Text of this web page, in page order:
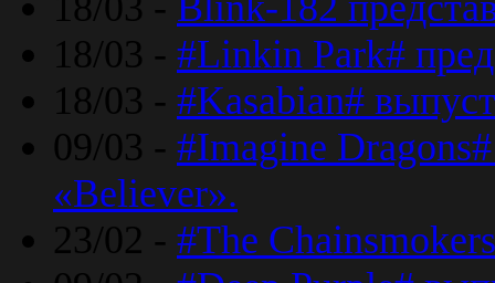
18/03 - #Linkin Park#
18/03 - #Kasabian#
09/03 - #Imagine
«Believer».
23/02 - #The